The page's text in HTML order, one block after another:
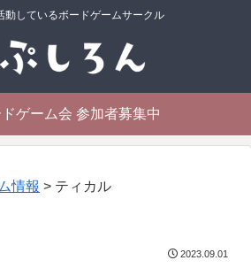
動しているボードゲームサークル
ゲーム会 参加者募集中
情報 > ティカル
2023.09.01